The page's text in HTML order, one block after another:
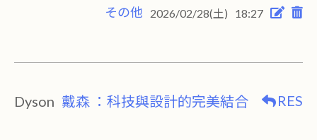
その他 2026/02/28(土) 18:27
Dyson 戴森 ：科技與設計的完美結合 RES